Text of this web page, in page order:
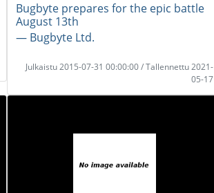
Bugbyte prepares for the epic battle
August 13th
― Bugbyte Ltd.
Julkaistu 2015-07-31 00:00:00 / Tallennettu 2021-
05-17